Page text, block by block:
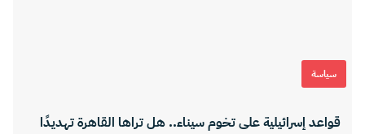
سياسة
قواعد إسرائيلية على تخوم سيناء.. هل تراها القاهرة تهديدًا